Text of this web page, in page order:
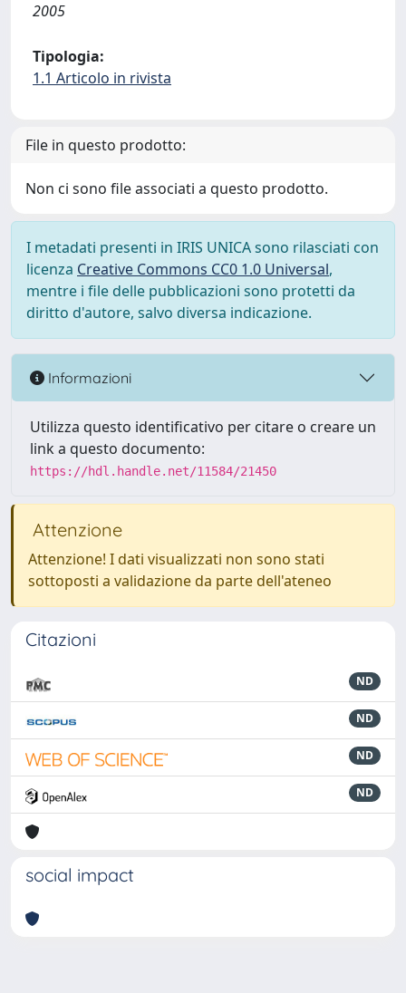
2005
Tipologia:
1.1 Articolo in rivista
File in questo prodotto:
Non ci sono file associati a questo prodotto.
I metadati presenti in IRIS UNICA sono rilasciati con
licenza Creative Commons CC0 1.0 Universal,
mentre i file delle pubblicazioni sono protetti da
diritto d'autore, salvo diversa indicazione.
Informazioni
Utilizza questo identificativo per citare o creare un
link a questo documento:
https://hdl.handle.net/11584/21450
Attenzione
Attenzione! I dati visualizzati non sono stati
sottoposti a validazione da parte dell'ateneo
Citazioni
ND
ND
ND
ND
social impact